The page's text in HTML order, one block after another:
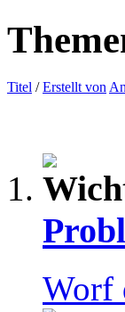
Titel /Erstellt von
Worf